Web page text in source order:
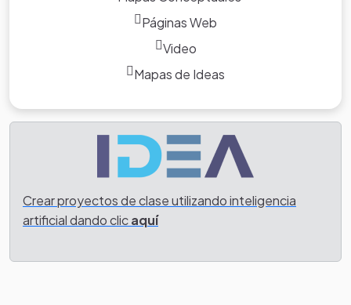
Páginas Web
Video
Mapas de Ideas
Crear proyectos de clase utilizando inteligencia
artificial dando clicaquí